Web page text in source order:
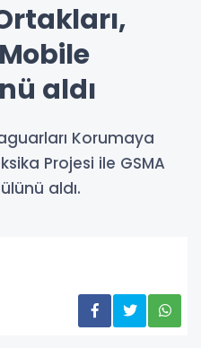
aldı
Korumaya
Projesi ile GSMA
aldı.